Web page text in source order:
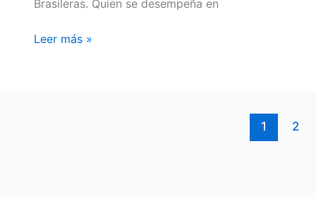
Brasileras. Quien se desempeña en
IGUAZU»
Leer más »
1 2